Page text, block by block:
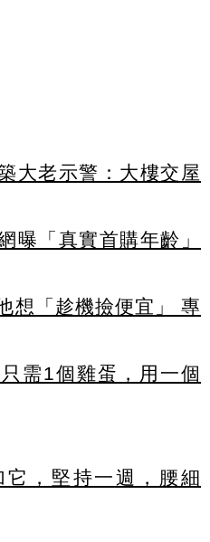
大老示警：大樓交屋
曝「真實首購年齡」
想「趁機撿便宜」 專
需1個雞蛋，用一個
，堅持一週，腰細